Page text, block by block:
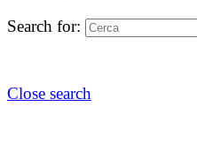
Search for:
Close search